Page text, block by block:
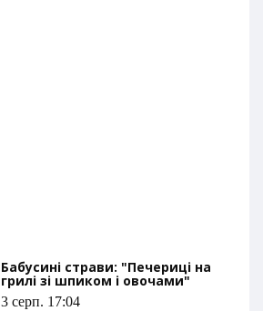
Бабусині страви: "Печериці на
грилі зі шпиком і овочами"
3 серп. 17:04